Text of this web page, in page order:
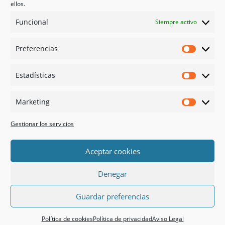
ellos.
Funcional Siempre activo
Preferencias
Estadísticas
Marketing
Gestionar los servicios
Aceptar cookies
Denegar
Guardar preferencias
Política de cookiesPolítica de privacidadAviso Legal
Psicología en Murcia
Guías
Redes sociales
Instagram
Linked in
Pago 100% Seguro
     